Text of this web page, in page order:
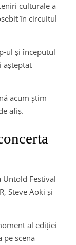
culturale a
în circuitul
ul și începutul
așteptat
acum știm
afiș.
Untold Festival
Steve Aoki și
al ediției
pe scena